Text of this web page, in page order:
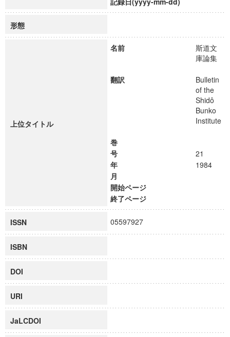
形態
上位タイトル
名前
斯道文
庫論集
翻訳
Bulletin
of the
Shidô
Bunko
Institute
巻
号
21
年
1984
月
開始ページ
終了ページ
ISSN 05597927
ISBN
DOI
URI
JaLCDOI